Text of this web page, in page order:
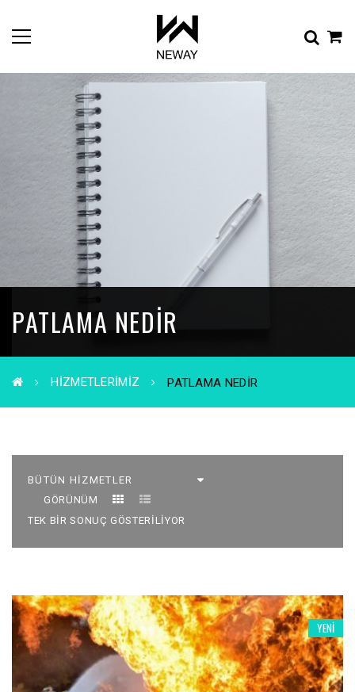
PATLAMA NEDIR
HIZMETLERIMIZ PATLAMA NEDIR
GÖRÜNÜM
TEK BIR SONUÇ GÖSTERILIYOR
YENI